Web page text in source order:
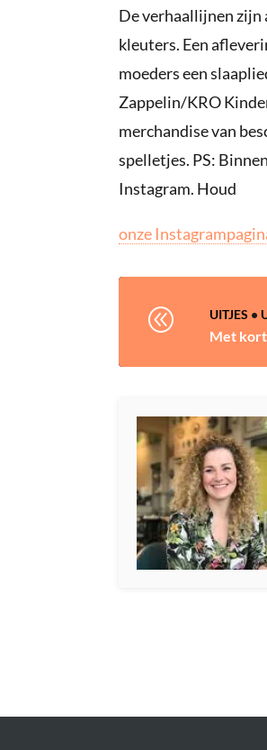
De verhaallijnen zijn
kleuters. Een
moeders een
Zappelin/KRO
merchandise van
spelletjes. PS:
Instagram. Houd
onze
@ UITJES •
Met